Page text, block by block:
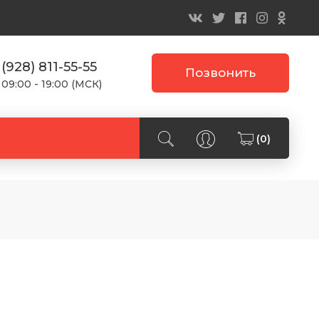
811-55-55
- 19:00 (МСК)
Позвонить
(0)